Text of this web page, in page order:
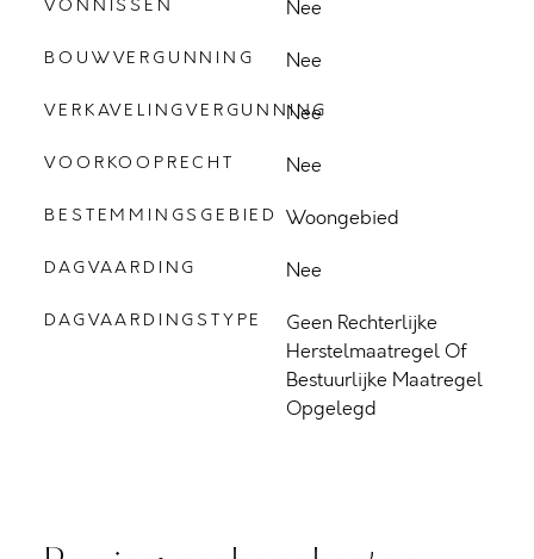
VONNISSEN Nee
BOUWVERGUNNING Nee
VERKAVELINGVERGUNNING
Nee
VOORKOOPRECHT Nee
BESTEMMINGSGEBIED Woongebied
DAGVAARDING Nee
DAGVAARDINGSTYPE
Geen Rechterlijke
Herstelmaatregel Of
Bestuurlijke Maatregel
Opgelegd